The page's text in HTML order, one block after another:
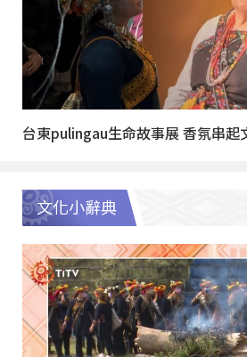
台東pulingau生命故事展 香氛串起
文化小辭典